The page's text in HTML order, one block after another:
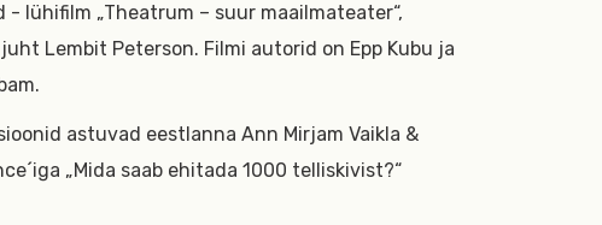
lühifilm „Theatrum – suur maailmateater“,
Lembit Peterson. Filmi autorid on Epp Kubu ja
astuvad eestlanna Ann Mirjam Vaikla &
„Mida saab ehitada 1000 telliskivist?“